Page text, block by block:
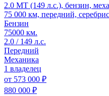
2.0 MT (149 л.с.), бензин,
75 000 км, передний,
Бензин
75000 км.
2.0 / 149 л.с.
Передний
Механика
1 владелец
от 573 000 ₽
880 000 ₽